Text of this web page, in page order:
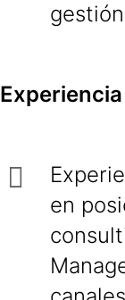
en